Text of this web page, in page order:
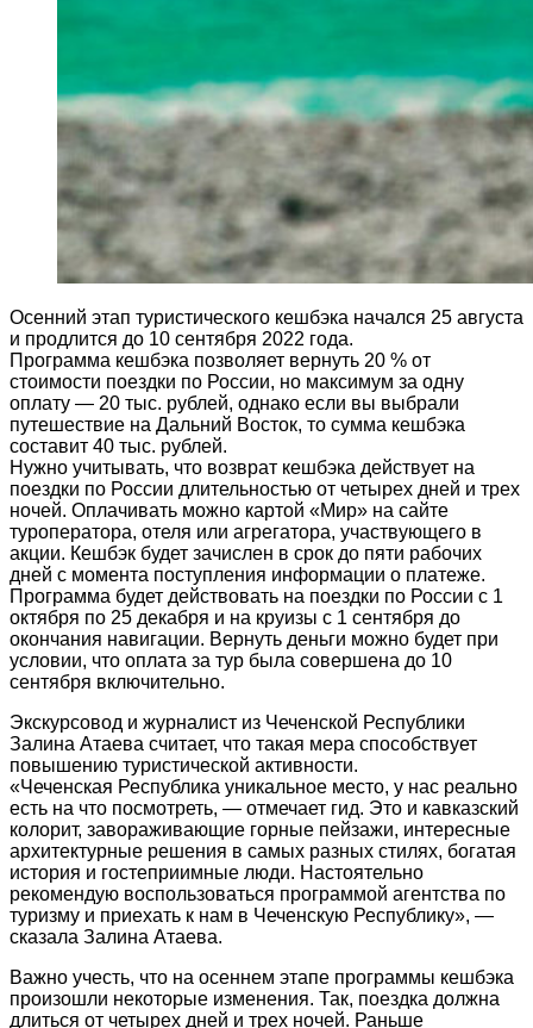
Осенний этап туристического кешбэка начался 25 августа
и продлится до 10 сентября 2022 года.
Программа кешбэка позволяет вернуть 20 % от
стоимости поездки по России, но максимум за одну
оплату — 20 тыс. рублей, однако если вы выбрали
путешествие на Дальний Восток, то сумма кешбэка
составит 40 тыс. рублей.
Нужно учитывать, что возврат кешбэка действует на
поездки по России длительностью от четырех дней и трех
ночей. Оплачивать можно картой «Мир» на сайте
туроператора, отеля или агрегатора, участвующего в
акции. Кешбэк будет зачислен в срок до пяти рабочих
дней с момента поступления информации о платеже.
Программа будет действовать на поездки по России с 1
октября по 25 декабря и на круизы с 1 сентября до
окончания навигации. Вернуть деньги можно будет при
условии, что оплата за тур была совершена до 10
сентября включительно.
Экскурсовод и журналист из Чеченской Республики
Залина Атаева считает, что такая мера способствует
повышению туристической активности.
«Чеченская Республика уникальное место, у нас реально
есть на что посмотреть, — отмечает гид. Это и кавказский
колорит, завораживающие горные пейзажи, интересные
архитектурные решения в самых разных стилях, богатая
история и гостеприимные люди. Настоятельно
рекомендую воспользоваться программой агентства по
туризму и приехать к нам в Чеченскую Республику», —
сказала Залина Атаева.
Важно учесть, что на осеннем этапе программы кешбэка
произошли некоторые изменения. Так, поездка должна
длиться от четырех дней и трех ночей. Раньше